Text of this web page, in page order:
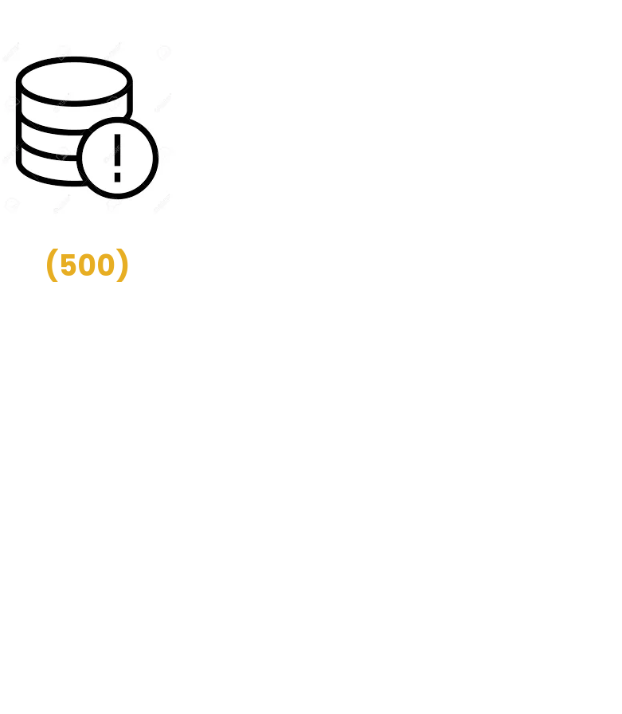
(500)